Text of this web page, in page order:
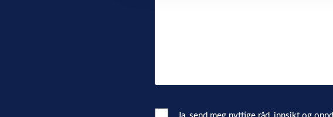
Ja, send meg nyttige råd, innsikt og